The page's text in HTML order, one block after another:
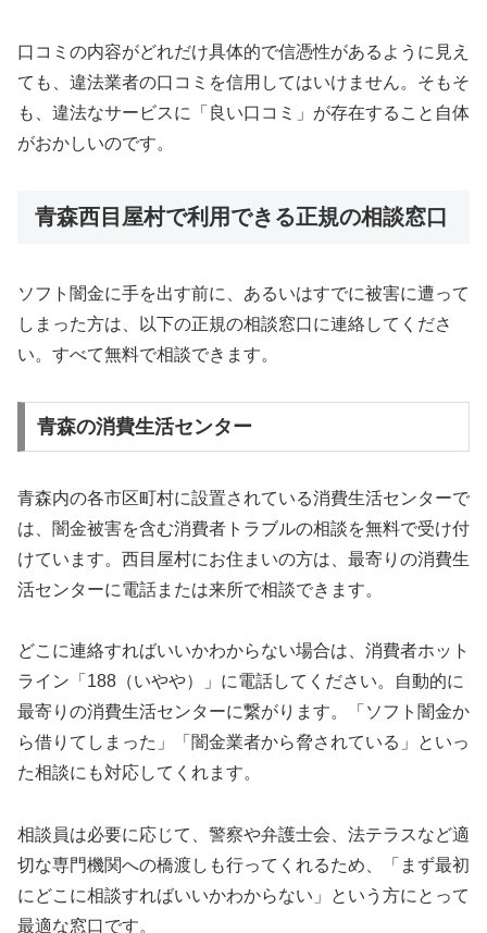
口コミの内容がどれだけ具体的で信憑性があるように見え
ても、違法業者の口コミを信用してはいけません。そもそ
も、違法なサービスに「良い口コミ」が存在すること自体
がおかしいのです。
青森西目屋村で利用できる正規の相談窓口
ソフト闇金に手を出す前に、あるいはすでに被害に遭って
しまった方は、以下の正規の相談窓口に連絡してくださ
い。すべて無料で相談できます。
青森の消費生活センター
青森内の各市区町村に設置されている消費生活センターで
は、闇金被害を含む消費者トラブルの相談を無料で受け付
けています。西目屋村にお住まいの方は、最寄りの消費生
活センターに電話または来所で相談できます。
どこに連絡すればいいかわからない場合は、消費者ホット
ライン「188（いやや）」に電話してください。自動的に
最寄りの消費生活センターに繋がります。「ソフト闇金か
ら借りてしまった」「闇金業者から脅されている」といっ
た相談にも対応してくれます。
相談員は必要に応じて、警察や弁護士会、法テラスなど適
切な専門機関への橋渡しも行ってくれるため、「まず最初
にどこに相談すればいいかわからない」という方にとって
最適な窓口です。